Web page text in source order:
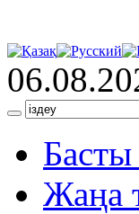
Басты
Жаңа